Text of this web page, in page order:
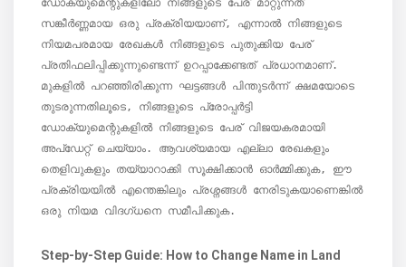
ഡോക്യുമെന്റുകളിലോ നിങ്ങളുടെ പേര് മാറ്റുന്നത്
സങ്കീർണ്ണമായ ഒരു പ്രക്രിയയാണ്, എന്നാൽ നിങ്ങളുടെ
നിയമപരമായ രേഖകൾ നിങ്ങളുടെ പുതുക്കിയ പേര്
പ്രതിഫലിപ്പിക്കുന്നുണ്ടെന്ന് ഉറപ്പാക്കേണ്ടത് പ്രധാനമാണ്.
മുകളിൽ പറഞ്ഞിരിക്കുന്ന ഘട്ടങ്ങൾ പിന്തുടർന്ന് ക്ഷമയോടെ
തുടരുന്നതിലൂടെ, നിങ്ങളുടെ പ്രോപ്പർട്ടി
ഡോക്യുമെന്റുകളിൽ നിങ്ങളുടെ പേര് വിജയകരമായി
അപ്ഡേറ്റ് ചെയ്യാം. ആവശ്യമായ എല്ലാ രേഖകളും
തെളിവുകളും തയ്യാറാക്കി സൂക്ഷിക്കാൻ ഓർമ്മിക്കുക, ഈ
പ്രക്രിയയിൽ എന്തെങ്കിലും പ്രശ്നങ്ങൾ നേരിടുകയാണെങ്കിൽ
Step-by-Step Guide: How to Change Name in Land